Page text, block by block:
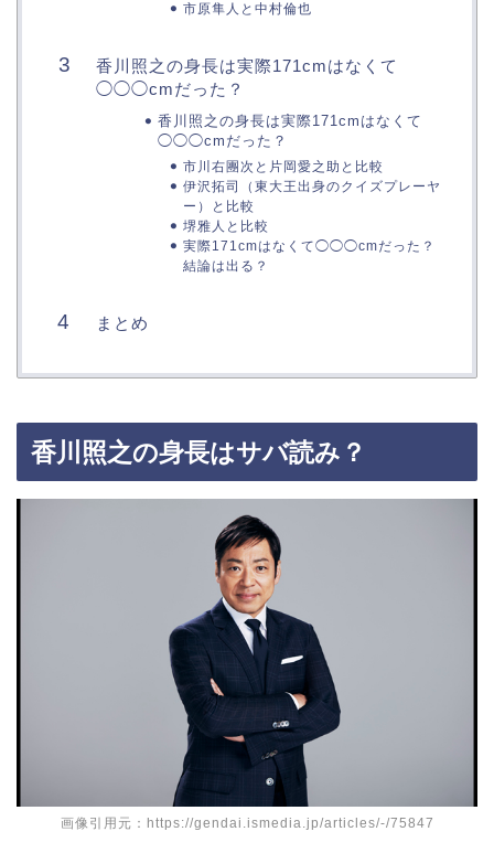
市原隼人と中村倫也
香川照之の身長は実際171cmはなくて
◯◯◯cmだった？
香川照之の身長は実際171cmはなくて
◯◯◯cmだった？
市川右團次と片岡愛之助と比較
伊沢拓司（東大王出身のクイズプレーヤ
ー）と比較
堺雅人と比較
実際171cmはなくて◯◯◯cmだった？
結論は出る？
まとめ
香川照之の身長はサバ読み？
画像引用元：https://gendai.ismedia.jp/articles/-/75847